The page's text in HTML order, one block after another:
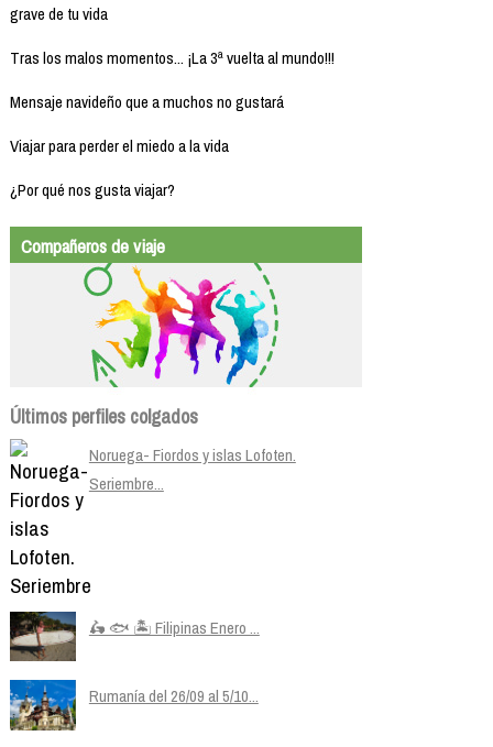
grave de tu vida
Tras los malos momentos... ¡La 3ª vuelta al mundo!!!
Mensaje navideño que a muchos no gustará
Viajar para perder el miedo a la vida
¿Por qué nos gusta viajar?
Compañeros de viaje
Últimos perfiles colgados
Noruega- Fiordos y islas Lofoten.
Seriembre...
🛵 🐟 🏝️ Filipinas Enero ...
Rumanía del 26/09 al 5/10...